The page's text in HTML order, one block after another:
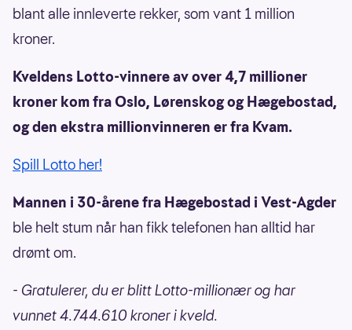
blant alle innleverte rekker, som vant 1 million
kroner.
Kveldens Lotto-vinnere av over 4,7 millioner
kroner kom fra Oslo, Lørenskog og Hægebostad,
og den ekstra millionvinneren er fra Kvam.
Spill Lotto her!
Mannen i 30-årene fra Hægebostad i Vest-Agder
ble helt stum når han fikk telefonen han alltid har
drømt om.
- Gratulerer, du er blitt Lotto-millionær og har
vunnet 4.744.610 kroner i kveld.